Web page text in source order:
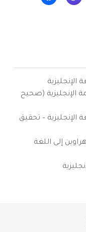
الإنجليزية
الإنجليزية (صحيح
الإنجليزية – تحقيق
إلى اللغة